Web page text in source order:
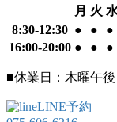
月 火
8:30-12:30 ● ● ●
16:00-20:00 ● ● ●
■休業日：木曜午
LINE予約